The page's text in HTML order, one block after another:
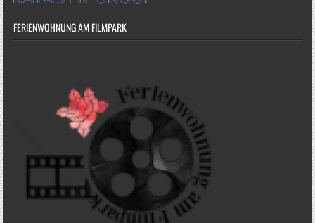
FERIENWOHNUNG AM FILMPARK